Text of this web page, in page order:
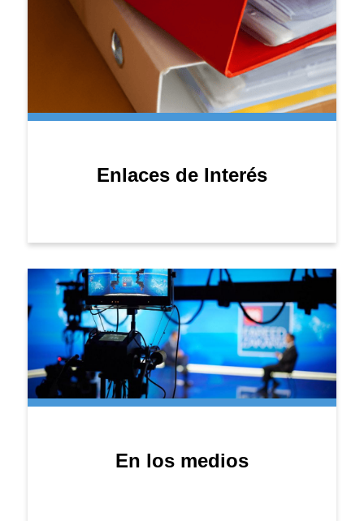
Enlaces de Interés
En los medios